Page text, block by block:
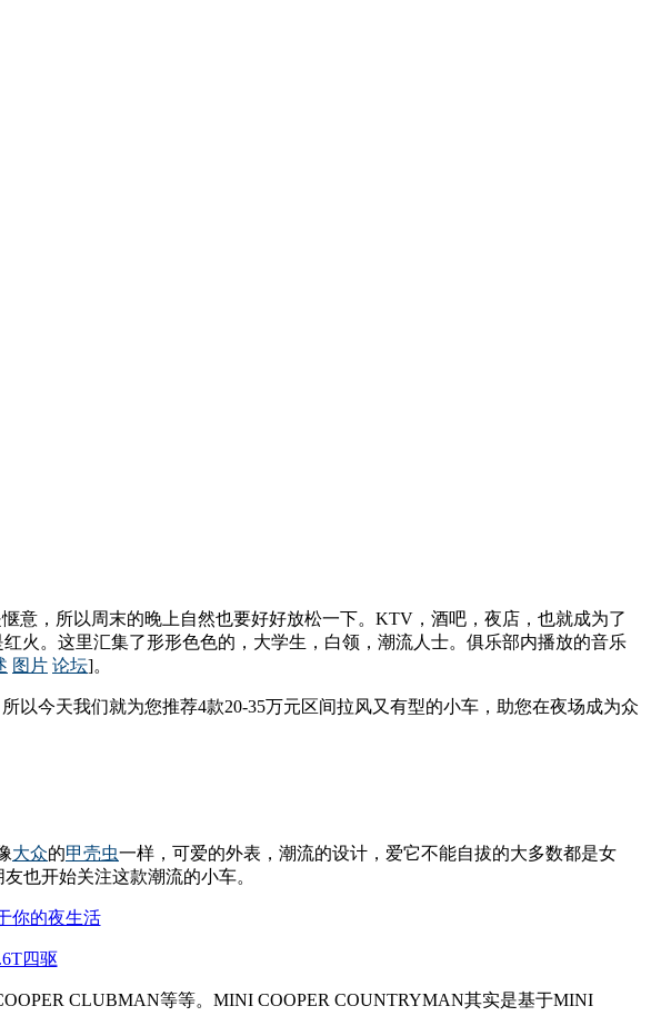
意，所以周末的晚上自然也要好好放松一下。KTV，酒吧，夜店，也就成为了
火。这里汇集了形形色色的，大学生，白领，潮流人士。俱乐部内播放的音乐
图片 论坛]。
今天我们就为您推荐4款20-35万元区间拉风又有型的小车，助您在夜场成为众
大众的甲壳虫一样，可爱的外表，潮流的设计，爱它不能自拔的大多数都是女
也开始关注这款潮流的小车。
四驱
CLUBMAN等等。MINI COOPER COUNTRYMAN其实是基于MINI